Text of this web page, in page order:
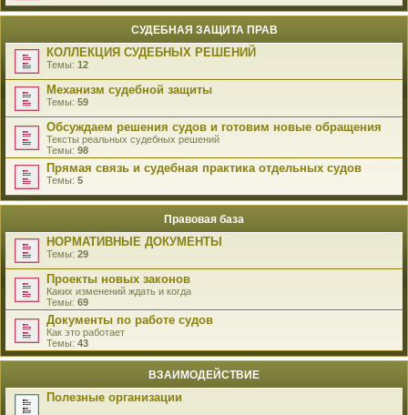
СУДЕБНАЯ ЗАЩИТА ПРАВ
КОЛЛЕКЦИЯ СУДЕБНЫХ РЕШЕНИЙ
Темы: 12
Механизм судебной защиты
Темы: 59
Обсуждаем решения судов и готовим новые обращения
Тексты реальных судебных решений
Темы: 98
Прямая связь и судебная практика отдельных судов
Темы: 5
Правовая база
НОРМАТИВНЫЕ ДОКУМЕНТЫ
Темы: 29
Проекты новых законов
Каких изменений ждать и когда
Темы: 69
Документы по работе судов
Как это работает
Темы: 43
ВЗАИМОДЕЙСТВИЕ
Полезные организации